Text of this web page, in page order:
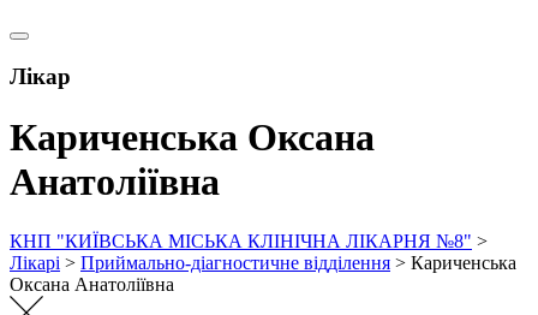
Лікар
Кариченська Оксана
Анатоліївна
КНП "КИЇВСЬКА МІСЬКА КЛІНІЧНА ЛІКАРНЯ №8" >
Лікарі > Приймально-діагностичне відділення > Кариченська
Оксана Анатоліївна